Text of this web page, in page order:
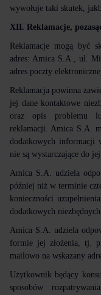
wywołuje taki skutek,
XII. Reklamacje,
Reklamacje mogą być
adres: Amica S.A., ul.
adres poczty
Reklamacja powinna
jej dane kontaktowe
oraz opis problemu
reklamacji. Amica S.A.
dodatkowych informacji
nie są wystarczające do
Amica S.A. udziela
później niż w terminie
konieczności
dodatkowych
Amica S.A. udziela
formie jej złożenia, tj.
mailowo na wskazany
Użytkownik będący
sposobów